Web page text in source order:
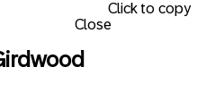
Click to copy
Close